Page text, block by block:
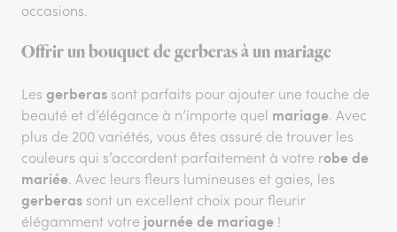
occasions.
Offrir un bouquet de gerberas à un mariage
Les gerberas sont parfaits pour ajouter une touche de
beauté et d’élégance à n’importe quel mariage. Avec
plus de 200 variétés, vous êtes assuré de trouver les
couleurs qui s’accordent parfaitement à votre robe de
mariée. Avec leurs fleurs lumineuses et gaies, les
gerberas sont un excellent choix pour fleurir
élégamment votre journée de mariage !